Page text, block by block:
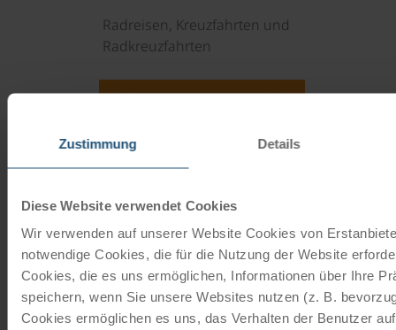
Zustimmung Details
Diese Website verwendet Cookies
Wir verwenden auf unserer Website Cookies von
notwendige Cookies, die für die Nutzung der Website
Cookies, die es uns ermöglichen, Informationen über Ihre
speichern, wenn Sie unsere Websites nutzen (z. B.
Cookies ermöglichen es uns, das Verhalten der Benutzer
Radreisen, Kreuzfahrten und
Radkreuzfahrten
JETZT KOSTENFREI BESTELLEN
Schenken Sie unvergessliche
Mit einem Reisegutschein haben Sie
immer das passende Geschenk.
JETZT BESTELLEN